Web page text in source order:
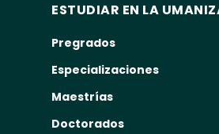
ESTUDIAR EN LA
Pregrados
Especializaciones
Maestrías
Doctorados